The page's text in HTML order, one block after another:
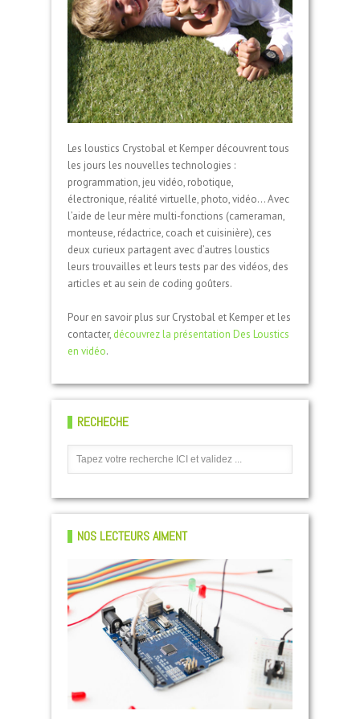
Les loustics Crystobal et Kemper découvrent tous
les jours les nouvelles technologies :
programmation, jeu vidéo, robotique,
électronique, réalité virtuelle, photo, vidéo… Avec
l’aide de leur mère multi-fonctions (cameraman,
monteuse, rédactrice, coach et cuisinière), ces
deux curieux partagent avec d’autres loustics
leurs trouvailles et leurs tests par des vidéos, des
articles et au sein de coding goûters.
Pour en savoir plus sur Crystobal et Kemper et les
contacter, découvrez la présentation Des Loustics
en vidéo.
RECHECHE
NOS LECTEURS AIMENT